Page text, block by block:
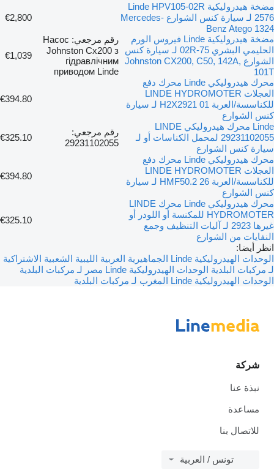
مضخة هيدروليكية Linde HPV105-02R
2576 لـ سيارة كنس الشوارع Mercedes-
Benz Atego 1324
€2,800
مضخة هيدروليكية Linde فيروس الورم
الحليمي البشري 75-02R لـ سيارة كنس
الشوارع Johnston CX200, C50, 142A,
101T
رقم مرجعي: Насос
Johnston Cx200 з
гідравлічним
приводом Linde
€1,039
محرك هيدروليكي Linde محرك دفع
العجلات LINDE HYDROMOTER
للكناسسة/العربة H2X2921 01 لـ سيارة
كنس الشوارع
€394.80
Linde محرك هيدروليكي LINDE
29231102055 لمحمل الكناسات أو لـ
سيارة كنس الشوارع
رقم مرجعي:
29231102055
€325.10
محرك هيدروليكي Linde محرك دفع
العجلات LINDE HYDROMOTER
للكناسسة/العربة HMF50.2 26 لـ سيارة
كنس الشوارع
€394.80
محرك هيدروليكي Linde محرك LINDE
HYDROMOTER للمكنسة أو اللودر أو
غيرها 2923 لـ آليات التنظيف وجمع
النفايات من الشوارع
€325.10
انظر أيضا:
الوحدات الهيدروليكية Linde الجماهيرية العربية الليبية الشعبية الاشتراكية
لـ مركبات البلدية الوحدات الهيدروليكية Linde مصر لـ مركبات البلدية
الوحدات الهيدروليكية Linde المغرب لـ مركبات البلدية
شركة
نبذة عنا
مساعدة
للاتصال بنا
تونس / العربية